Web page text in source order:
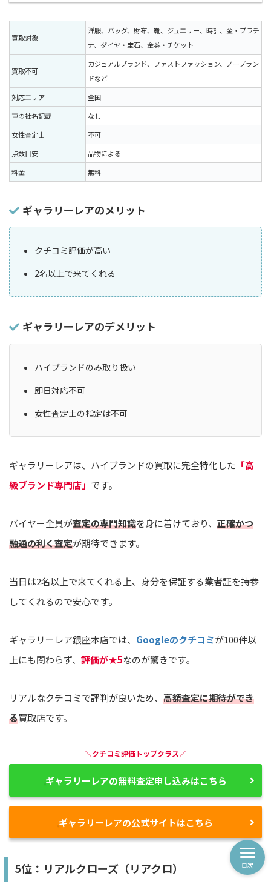
買取対象
洋服、バッグ、財布、靴、ジュエリー、時計、金・プラチ
ナ、ダイヤ・宝石、金券・チケット
買取不可
カジュアルブランド、ファストファッション、ノーブラン
ドなど
対応エリア
全国
車の社名記載
なし
女性査定士
不可
点数目安
品物による
料金
無料
ギャラリーレアのメリット
クチコミ評価が高い
2名以上で来てくれる
ギャラリーレアのデメリット
ハイブランドのみ取り扱い
即日対応不可
女性査定士の指定は不可
ギャラリーレアは、ハイブランドの買取に完全特化した 「高
級ブランド専門店」 です。
バイヤー全員が査定の専門知識を身に着けており、 正確かつ
融通の利く査定が期待できます。
当日は2名以上で来てくれる上、身分を保証する業者証を持参
してくれるので安心です。
ギャラリーレア銀座本店では、 Googleのクチコミが100件以
上にも関わらず、 評価が★5なのが驚きです。
リアルなクチコミで評判が良いため、 高額査定に期待ができ
る買取店です。
＼クチコミ評価トップクラス／
ギャラリーレアの無料査定申し込みはこちら
ギャラリーレアの公式サイトはこちら
5位：リアルクローズ（リアクロ） 目次